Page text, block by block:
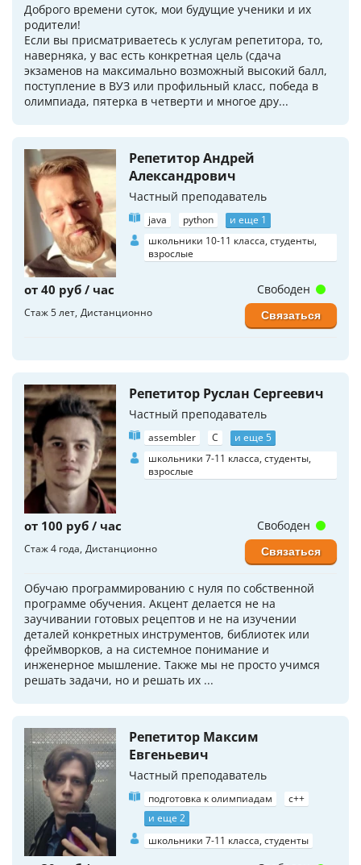
Доброго времени суток, мои будущие ученики и их
родители!
Если вы присматриваетесь к услугам репетитора, то,
наверняка, у вас есть конкретная цель (сдача
экзаменов на максимально возможный высокий балл,
поступление в ВУЗ или профильный класс, победа в
олимпиада, пятерка в четверти и многое дру...
Репетитор Андрей
Александрович
Частный преподаватель
java python
и еще 1
школьники 10-11 класса, студенты,
взрослые
от 40 руб / час
Стаж 5 лет Дистанционно
Свободен
Связаться
Репетитор Руслан Сергеевич
Частный преподаватель
assembler C
и еще 5
школьники 7-11 класса, студенты,
взрослые
от 100 руб / час
Стаж 4 года Дистанционно
Обучаю программированию с нуля по собственной
программе обучения. Акцент делается не на
заучивании готовых рецептов и не на изучении
деталей конкретных инструментов, библиотек или
фреймворков, а на системное понимание и
инженерное мышление. Также мы не просто учимся
решать задачи, но и решать их ...
Свободен
Связаться
Репетитор Максим
Евгеньевич
Частный преподаватель
подготовка к олимпиадам
c++
и еще 2
школьники 7-11 класса, студенты